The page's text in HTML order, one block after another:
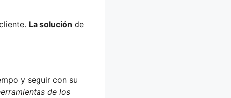
La solución de
y seguir con su
de los